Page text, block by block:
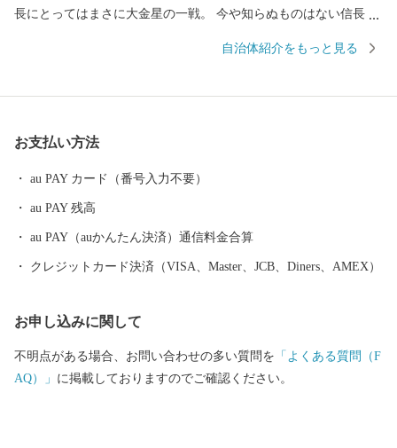
長にとってはまさに大金星の一戦。 今や知らぬものはない信長
金星が生まれたまち、それがここ「豊明市」です。 市内には国史
京競馬場など全国に誇る施設があります。 大都市近郊でありなが
ら希少植物が残り、田園風景が広がる自然と歴史を備えた美しい
の各駅からぜひ足をお運びください。
自治体紹介をもっと見る
お支払い方法
au PAY カード（番号入力不要）
au PAY 残高
au PAY（auかんたん決済）通信料金合算
クレジットカード決済（VISA、Master、JCB、Diners、AMEX）
お申し込みに関して
不明点がある場合、お問い合わせの多い質問を 「よくある質問（F
AQ）」 に掲載しておりますのでご確認ください。